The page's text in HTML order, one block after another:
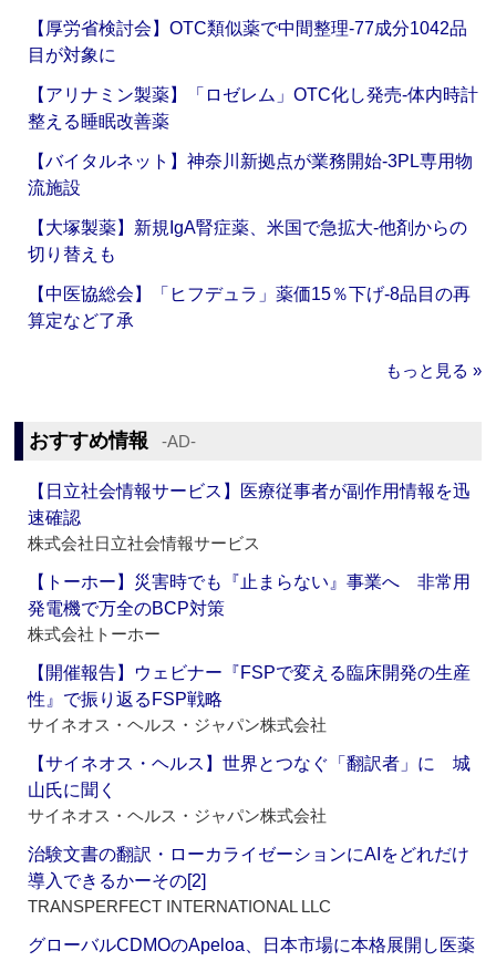
【厚労省検討会】OTC類似薬で中間整理‐77成分1042品
目が対象に
【アリナミン製薬】「ロゼレム」OTC化し発売‐体内時計
整える睡眠改善薬
【バイタルネット】神奈川新拠点が業務開始‐3PL専用物
流施設
【大塚製薬】新規IgA腎症薬、米国で急拡大‐他剤からの
切り替えも
【中医協総会】「ヒフデュラ」薬価15％下げ‐8品目の再
算定など了承
もっと見る »
おすすめ情報 ‐AD‐
【日立社会情報サービス】医療従事者が副作用情報を迅
速確認
株式会社日立社会情報サービス
【トーホー】災害時でも『止まらない』事業へ 非常用
発電機で万全のBCP対策
株式会社トーホー
【開催報告】ウェビナー『FSPで変える臨床開発の生産
性』で振り返るFSP戦略
サイネオス・ヘルス・ジャパン株式会社
【サイネオス・ヘルス】世界とつなぐ「翻訳者」に 城
山氏に聞く
サイネオス・ヘルス・ジャパン株式会社
治験文書の翻訳・ローカライゼーションにAIをどれだけ
導入できるかーその[2]
TRANSPERFECT INTERNATIONAL LLC
グローバルCDMOのApeloa、日本市場に本格展開し医薬